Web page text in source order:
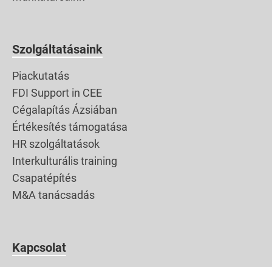
Szolgáltatásaink
Piackutatás
FDI Support in CEE
Cégalapítás Ázsiában
Értékesítés támogatása
HR szolgáltatások
Interkulturális training
Csapatépítés
M&A tanácsadás
Kapcsolat